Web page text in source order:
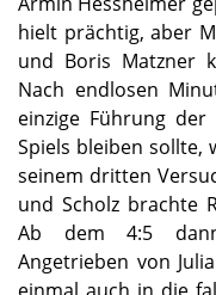
hielt prächtig, aber
und Boris Matzner
Nach endlosen
einzige Führung
Spiels bleiben sollte,
seinem dritten
und Scholz brachte
Ab dem 4:5
Angetrieben von